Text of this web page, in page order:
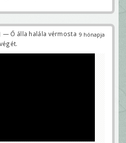
9 hónapja
— Ő álla halála vérmosta